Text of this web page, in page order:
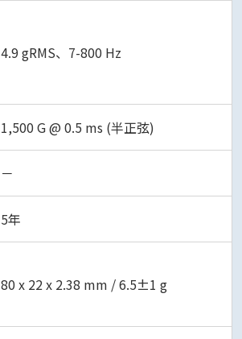
4.9 gRMS、7-800 Hz
1,500 G @ 0.5 ms (半正弦)
－
5年
80 x 22 x 2.38 mm / 6.5±1 g